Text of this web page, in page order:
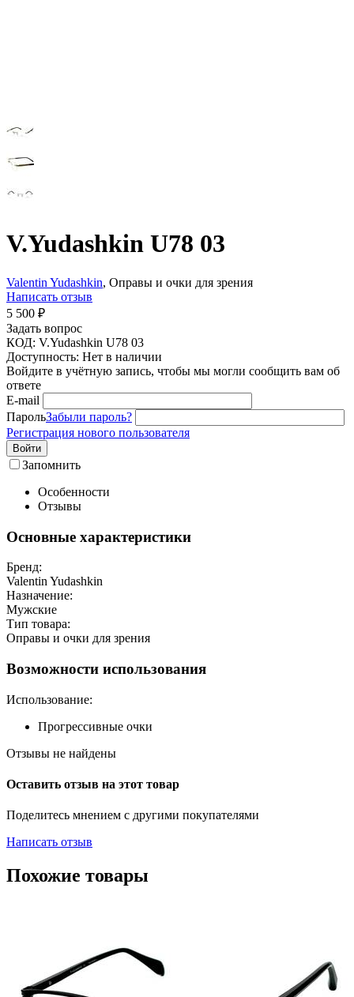
V.Yudashkin U78 03
Valentin Yudashkin, Оправы и очки для зрения
Написать отзыв
5 500 ₽
Задать вопрос
КОД: V.Yudashkin U78 03
Доступность: Нет в наличии
Войдите в учётную запись, чтобы мы могли сообщить вам об
ответе
E-mail
ПарольЗабыли пароль?
Регистрация нового пользователя
Войти
Запомнить
Особенности
Отзывы
Основные характеристики
Бренд:
Valentin Yudashkin
Назначение:
Мужские
Тип товара:
Оправы и очки для зрения
Возможности использования
Использование:
Прогрессивные очки
Отзывы не найдены
Оставить отзыв на этот товар
Поделитесь мнением с другими покупателями
Написать отзыв
Похожие товары